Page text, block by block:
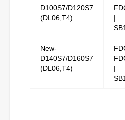
D100S7/D120S7
(DL06,T4)
|
New-
D140S7/D160S7
(DL06,T4)
|